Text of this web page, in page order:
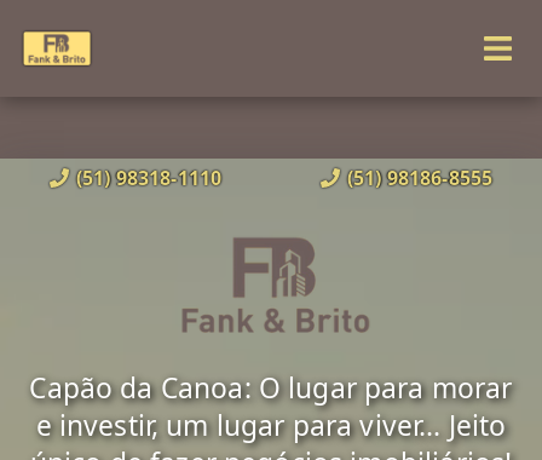
(51) 98318-1110 (51) 98186-8555
Capão da Canoa: O lugar para morar
e investir, um lugar para viver... Jeito